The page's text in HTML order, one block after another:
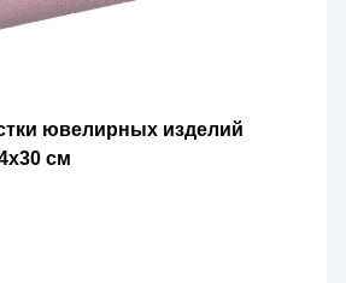
ювелирных изделий
см